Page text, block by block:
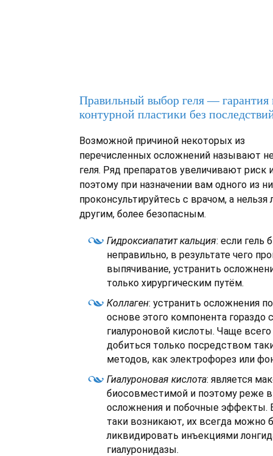
Правильный выбор геля — гарантия
контурной пластики без
Возможной причиной некоторых из
перечисленных осложнений называют
геля. Ряд препаратов увеличивают риск
поэтому при назначении вам одного из
проконсультируйтесь с врачом, а нельзя
другим, более безопасным.
Гидроксиапатит кальция: если гель
неправильно, в результате чего
выпячивание, устранить
только хирургическим путём.
Коллаген: устранить осложнения
основе этого компонента гораздо
гиалуроновой кислоты. Чаще
добиться только посредством
методов, как электрофорез или
Гиалуроновая кислота: является
биосовместимой и поэтому реже
осложнения и побочные эффекты.
таки возникают, их всегда можно
ликвидировать инъекциями
гиалуронидазы.